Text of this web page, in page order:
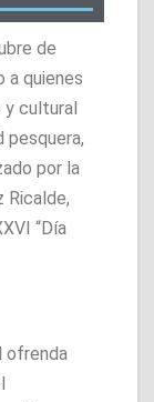
de
a quienes
cultural
pesquera,
por la
Ricalde,
“Día
ofrenda